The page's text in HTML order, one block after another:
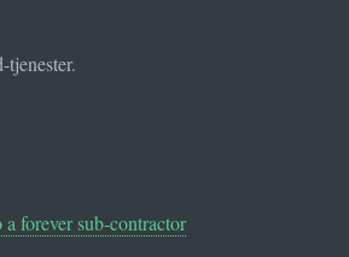
forever sub-contractor